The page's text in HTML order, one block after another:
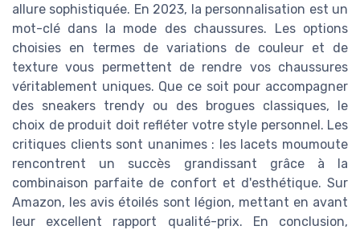
allure sophistiquée. En 2023, la personnalisation est un
mot-clé dans la mode des chaussures. Les options
choisies en termes de variations de couleur et de
texture vous permettent de rendre vos chaussures
véritablement uniques. Que ce soit pour accompagner
des sneakers trendy ou des brogues classiques, le
choix de produit doit refléter votre style personnel. Les
critiques clients sont unanimes : les lacets moumoute
rencontrent un succès grandissant grâce à la
combinaison parfaite de confort et d'esthétique. Sur
Amazon, les avis étoilés sont légion, mettant en avant
leur excellent rapport qualité-prix. En conclusion,